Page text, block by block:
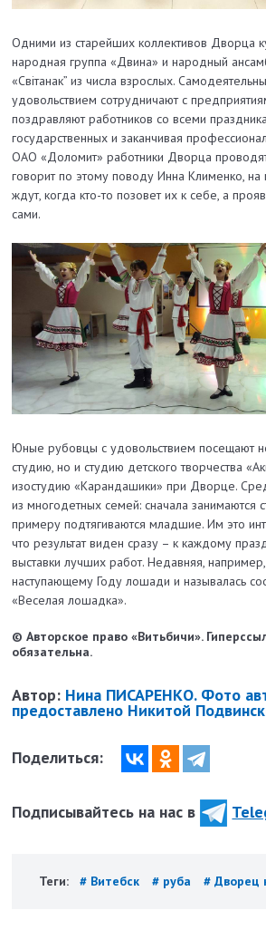
Одними из старейших коллективов Дворца
народная группа «Двина» и народный
«Світанак” из числа взрослых.
удовольствием сотрудничают с
поздравляют работников со всеми
государственных и заканчивая
ОАО «Доломит» работники Дворца
говорит по этому поводу Инна Клименко, на
ждут, когда кто-то позовет их к себе, а
сами.
Юные рубовцы с удовольствием посещают
студию, но и студию детского творчества
изостудию «Карандашики» при Дворце.
из многодетных семей: сначала занимаются
примеру подтягиваются младшие. Им это
что результат виден сразу – к каждому
выставки лучших работ. Недавняя,
наступающему Году лошади и называлась
«Веселая лошадка».
© Авторское право «Витьбичи».
обязательна.
Автор: Нина ПИСАРЕНКО. Фото
предоставлено Никитой
Поделиться:
Подписывайтесь на нас в
Теги: # Витебск # руба # Дворец